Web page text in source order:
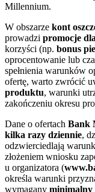
Millennium.
W obszarze kont
prowadzi promocje
korzyści (np. bonus
oprocentowanie lub
spełnienia warunków
ofertę, warto zwrócić
produktu, warunki
zakończeniu okresu
Dane o ofertach Bank
kilka razy dziennie,
odzwierciedlają
złożeniem wniosku
u organizatora (
określa warunki
wymagany minimalny